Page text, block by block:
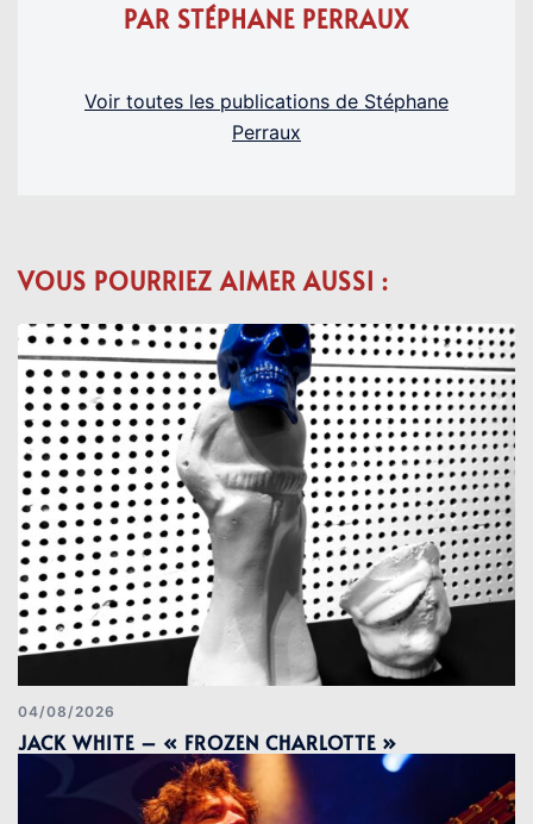
PAR STÉPHANE PERRAUX
Voir toutes les publications de Stéphane
Perraux
VOUS POURRIEZ AIMER AUSSI :
04/08/2026
JACK WHITE – « FROZEN CHARLOTTE »